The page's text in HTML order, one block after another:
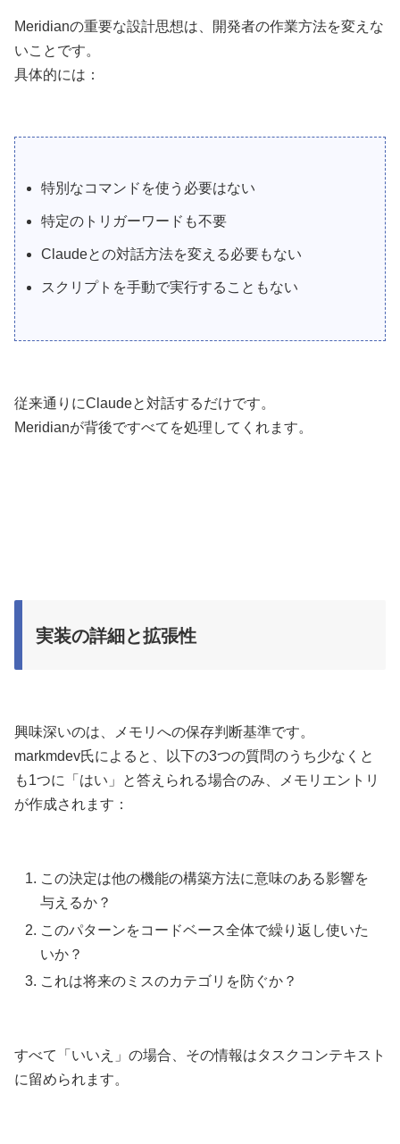
Meridianの重要な設計思想は、開発者の作業方法を変えな
いことです。
具体的には：
特別なコマンドを使う必要はない
特定のトリガーワードも不要
Claudeとの対話方法を変える必要もない
スクリプトを手動で実行することもない
従来通りにClaudeと対話するだけです。
Meridianが背後ですべてを処理してくれます。
実装の詳細と拡張性
興味深いのは、メモリへの保存判断基準です。
markmdev氏によると、以下の3つの質問のうち少なくと
も1つに「はい」と答えられる場合のみ、メモリエントリ
が作成されます：
この決定は他の機能の構築方法に意味のある影響を
与えるか？
このパターンをコードベース全体で繰り返し使いた
いか？
これは将来のミスのカテゴリを防ぐか？
すべて「いいえ」の場合、その情報はタスクコンテキスト
に留められます。